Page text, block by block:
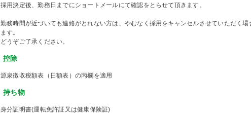
採用決定後、勤務日までにショートメールにて確認をとらせて頂きます。
勤務時間が近づいても連絡がとれない方は、やむなく採用をキャンセルさせていただく場
ます。
どうぞご了承ください。
控除
源泉徴収税額表（日額表）の丙欄を適用
持ち物
身分証明書(運転免許証又は健康保険証)